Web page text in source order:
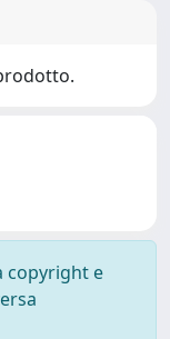
copyright e